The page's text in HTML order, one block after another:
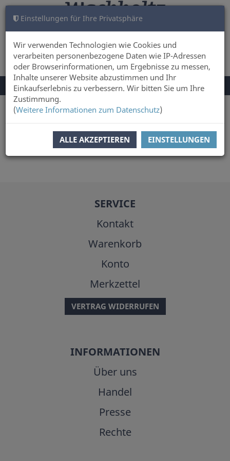
Einstellungen für Ihre Privatsphäre
Wir verwenden Technologien wie Cookies und
verarbeiten personenbezogene Daten wie IP-Adressen
oder Browserinformationen, um Ergebnisse zu messen,
Inhalte unserer Website abzustimmen und Ihr
Einkaufserlebnis zu verbessern. Wir bitten Sie um Ihre
Zustimmung.
(Weitere Informationen zum Datenschutz)
ALLE AKZEPTIEREN EINSTELLUNGEN
ANMELDEN WARENKORB 0
NAVIGATION
UMSCHALTEN
Menü
Sie sind hier:
Jens Rassmus
SERVICE
Kontakt
Warenkorb
Konto
Merkzettel
VERTRAG WIDERRUFEN
INFORMATIONEN
Über uns
Handel
Presse
Rechte